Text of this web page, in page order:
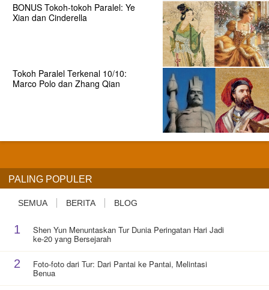
BONUS Tokoh-tokoh Paralel: Ye
Xian dan Cinderella
Tokoh Paralel Terkenal 10/10:
Marco Polo dan Zhang Qian
PALING POPULER
SEMUA BERITA BLOG
1 Shen Yun Menuntaskan Tur Dunia Peringatan Hari Jadi
ke-20 yang Bersejarah
2 Foto-foto dari Tur: Dari Pantai ke Pantai, Melintasi
Benua